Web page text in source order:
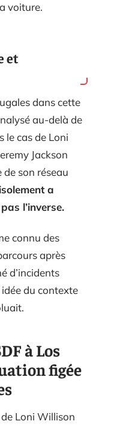
voiture.
et
dans cette
au-delà de
le cas de Loni
Jackson
son réseau
a
l’inverse.
connu des
après
d’incidents
du contexte
à Los
figée
Loni Willison